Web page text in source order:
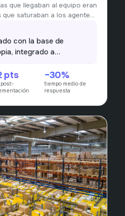
que llegaban al equipo eran
saturaban a los agentes
con la base de
integrado a
de clientes, con
pts
post-
−30%
tiempo medio de
respuesta